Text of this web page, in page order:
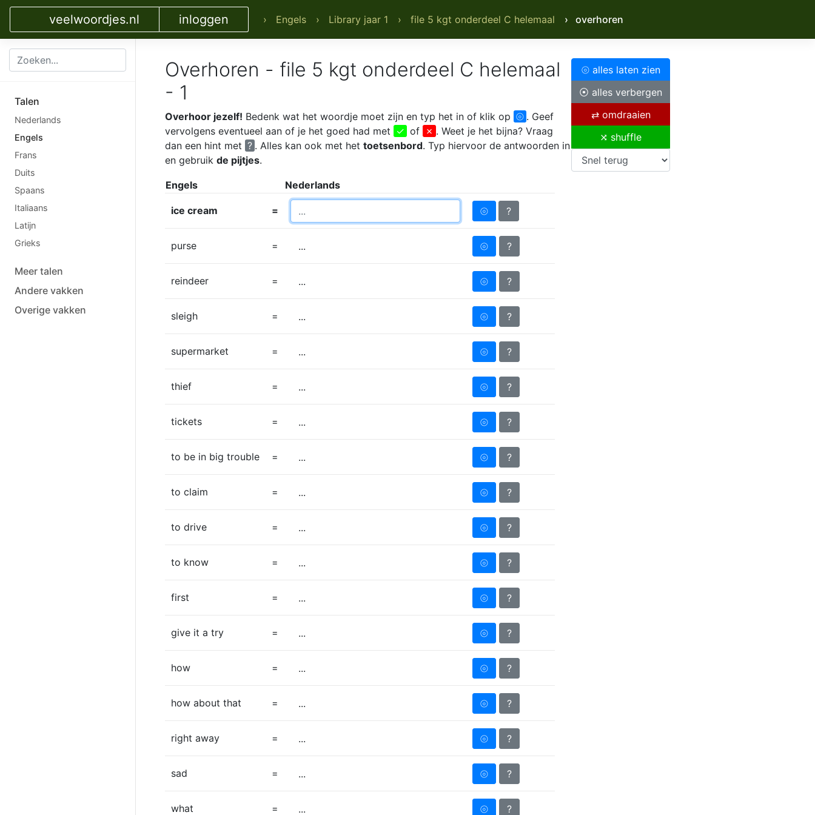
veelwoordjes.nl inloggen › Engels › Library jaar 1 › file 5 kgt onderdeel C helemaal › overhoren
Talen
Nederlands
Engels
Frans
Duits
Spaans
Italiaans
Latijn
Grieks
Meer talen
Andere vakken
Overige vakken
⦾ alles laten zien
⦿ alles verbergen
⇄ omdraaien
⤨ shuffle
Overhoren - file 5 kgt onderdeel C helemaal
- 1
Overhoor jezelf! Bedenk wat het woordje moet zijn en typ het in of klik op ⦾ . Geef
vervolgens eventueel aan of je het goed had met ✓ of ✗ . Weet je het bijna? Vraag
dan een hint met ? . Alles kan ook met het toetsenbord. Typ hiervoor de antwoorden in
en gebruik de pijtjes.
Engels Nederlands
ice cream = ⦾ ?
purse = ... ⦾ ?
reindeer = ... ⦾ ?
sleigh = ... ⦾ ?
supermarket = ... ⦾ ?
thief = ... ⦾ ?
tickets = ... ⦾ ?
to be in big trouble = ... ⦾ ?
to claim = ... ⦾ ?
to drive = ... ⦾ ?
to know = ... ⦾ ?
first = ... ⦾ ?
give it a try = ... ⦾ ?
how = ... ⦾ ?
how about that = ... ⦾ ?
right away = ... ⦾ ?
sad = ... ⦾ ?
what = ... ⦾ ?